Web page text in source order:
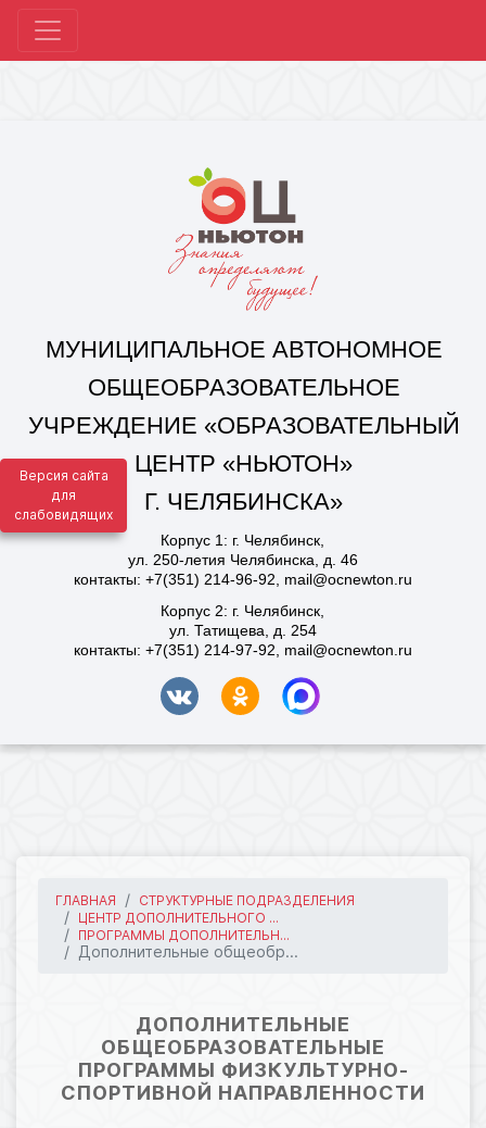
Версия сайта
для
слабовидящих
Корпус 1: г. Челябинск,
ул. 250-летия Челябинска, д. 46
Корпус 2: г. Челябинск,
контакты: +7(351) 214-97-92, mail@ocnewton.ru
МУНИЦИПАЛЬНОЕ АВТОНОМНОЕ
ОБЩЕОБРАЗОВАТЕЛЬНОЕ
УЧРЕЖДЕНИЕ «ОБРАЗОВАТЕЛЬНЫЙ
Г. ЧЕЛЯБИНСКА»
ГЛАВНАЯ
СТРУКТУРНЫЕ ПОДРАЗДЕЛЕНИЯ
ЦЕНТР ДОПОЛНИТЕЛЬНОГО ...
ПРОГРАММЫ ДОПОЛНИТЕЛЬН...
Дополнительные общеобр...
ДОПОЛНИТЕЛЬНЫЕ
ОБЩЕОБРАЗОВАТЕЛЬНЫЕ
ПРОГРАММЫ ФИЗКУЛЬТУРНО-
СПОРТИВНОЙ НАПРАВЛЕННОСТИ